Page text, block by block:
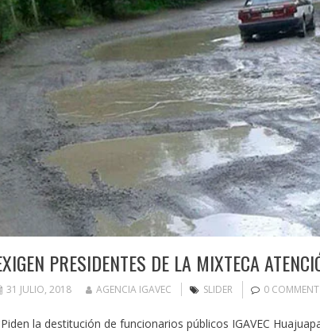
PRESIDENTES DE LA MIXTECA
31 JULIO, 2018 AGENCIA IGAVEC SLIDER 0 COMMENT
la destitución de funcionarios públicos IGAVEC